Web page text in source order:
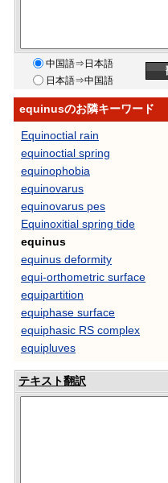
中国語⇒日本語
日本語⇒中国語
equinusのお隣キーワード
Equinoctial rain
equinoctial spring
equinophobia
equinovarus
equinovarus pes
Equinoxitial spring tide
equinus
equinus deformity
equi-orthometric surface
equipartition
equiphase surface
equiphasic RS complex
equipluves
テキスト翻訳